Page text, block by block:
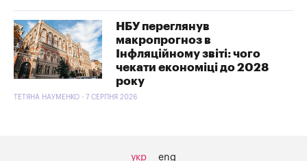
НБУ переглянув
макропрогноз в
Інфляційному звіті: чого
чекати економіці до 2028
року
ТЕТЯНА НАУМЕНКО - 7 СЕРПНЯ 2026
укр eng